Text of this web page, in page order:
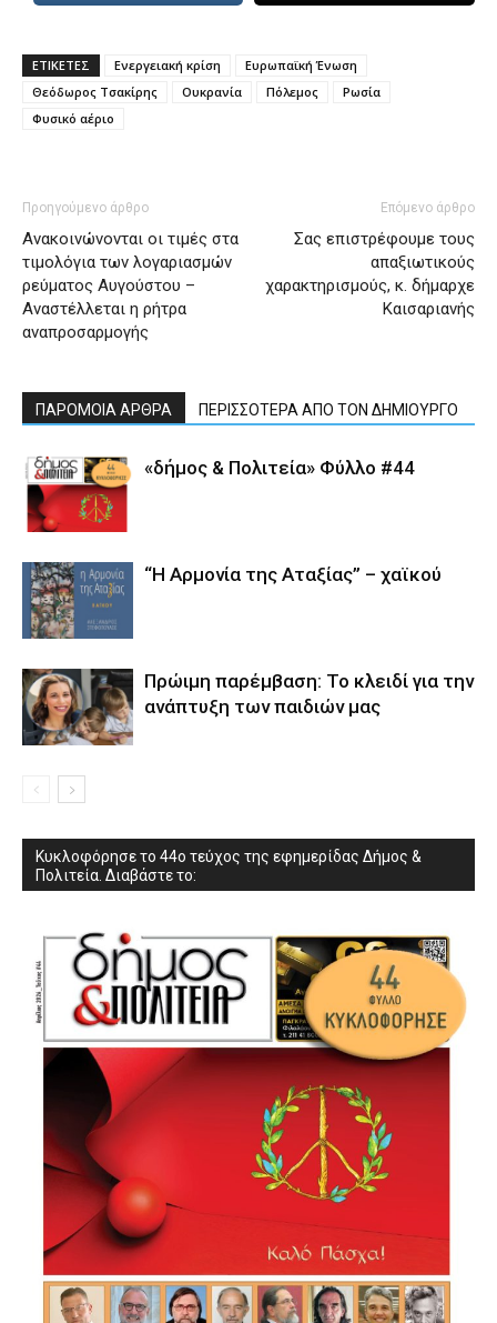
ΕΤΙΚΕΤΕΣ Ενεργειακή κρίση
Ευρωπαϊκή Ένωση
Θεόδωρος Τσακίρης
Ουκρανία Πόλεμος
Ρωσία
Φυσικό αέριο
Προηγούμενο άρθρο
Ανακοινώνονται οι τιμές στα
τιμολόγια των λογαριασμών
ρεύματος Αυγούστου –
Αναστέλλεται η ρήτρα
αναπροσαρμογής
Επόμενο άρθρο
Σας επιστρέφουμε τους
απαξιωτικούς
χαρακτηρισμούς, κ. δήμαρχε
Καισαριανής
ΠΑΡΟΜΟΙΑ ΑΡΘΡΑ ΠΕΡΙΣΣΟΤΕΡΑ ΑΠΟ ΤΟΝ ΔΗΜΙΟΥΡΓΟ
«δήμος & Πολιτεία» Φύλλο #44
“Η Αρμονία της Αταξίας” – χαϊκού
Πρώιμη παρέμβαση: Το κλειδί για την
ανάπτυξη των παιδιών µας
Κυκλοφόρησε το 44ο τεύχος της εφημερίδας Δήμος &
Πολιτεία. Διαβάστε το: